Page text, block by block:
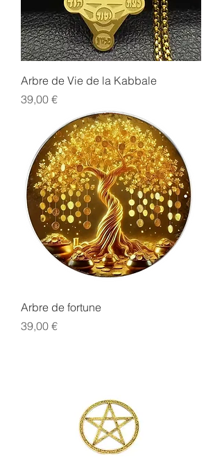
Arbre de Vie de la Kabbale
Prix
39,00 €
Arbre de fortune
Prix
39,00 €